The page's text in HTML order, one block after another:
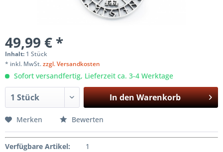
49,99 € *
Inhalt: 1 Stück
* inkl. MwSt.zzgl. Versandkosten
Sofort versandfertig, Lieferzeit ca. 3-4 Werktage
In denWarenkorb
Merken Bewerten
Verfügbare Artikel:
1